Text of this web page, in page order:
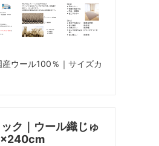
ウール100％｜サイズカ
ク｜ウール織じゅ